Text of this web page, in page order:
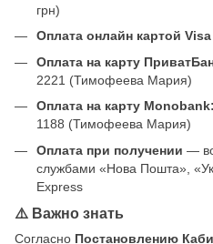
грн)
Оплата онлайн картой
Оплата на карту
2221 (Тимофеева Мария)
Оплата на карту Monobank:
1188 (Тимофеева Мария)
Оплата при получении —
службами «Нова Пошта»,
Express
⚠️ Важно знать
Согласно Постановлению